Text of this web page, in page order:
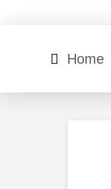
Home